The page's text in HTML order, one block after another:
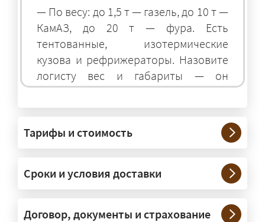
— По весу: до 1,5 т — газель, до 10 т —
КамАЗ, до 20 т — фура. Есть
тентованные, изотермические
кузова и рефрижераторы. Назовите
логисту вес и габариты — он
подберёт оптимальный транспорт.
— Штатно — от 100 кг до 20 тонн.
Мелкие партии едут догрузом,
крупные — отдельной машиной.
Тяжеловесы 30–90 т организуем
через проверенных партнёров.
Тарифы и стоимость
Сроки и условия доставки
Договор, документы и страхование